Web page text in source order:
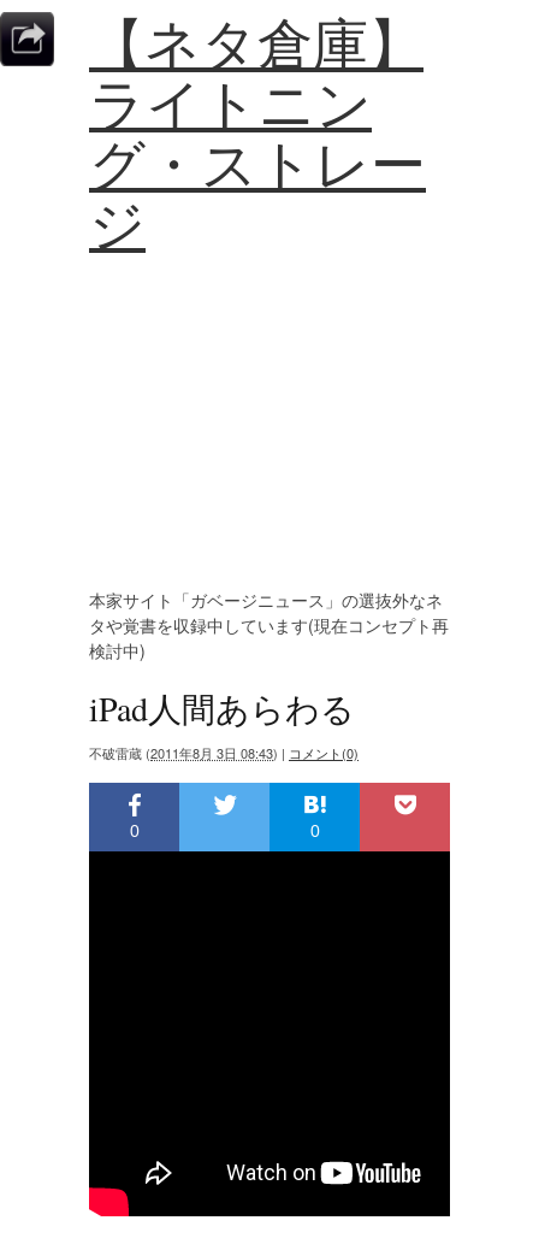
【ネタ倉庫】
ライトニン
グ・ストレー
ジ
本家サイト「ガベージニュース」の選抜外なネ
タや覚書を収録中しています(現在コンセプト再
検討中)
iPad人間あらわる
不破雷蔵 (2011年8月 3日 08:43) | コメント(0)
0 0